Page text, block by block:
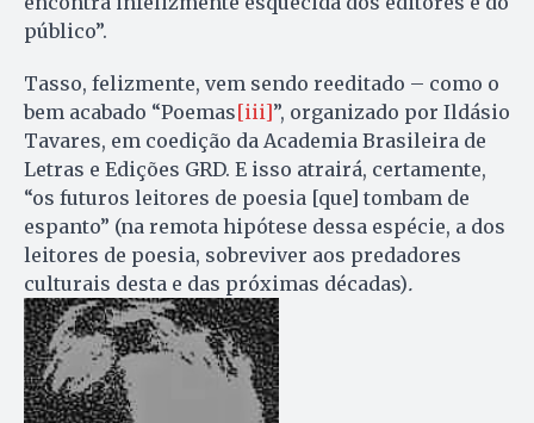
público”.
Tasso, felizmente, vem sendo reeditado – como o
bem acabado “Poemas[iii]”, organizado por Ildásio
Tavares, em coedição da Academia Brasileira de
Letras e Edições GRD. E isso atrairá, certamente,
“os futuros leitores de poesia [que] tombam de
espanto” (na remota hipótese dessa espécie, a dos
leitores de poesia, sobreviver aos predadores
culturais desta e das próximas décadas).